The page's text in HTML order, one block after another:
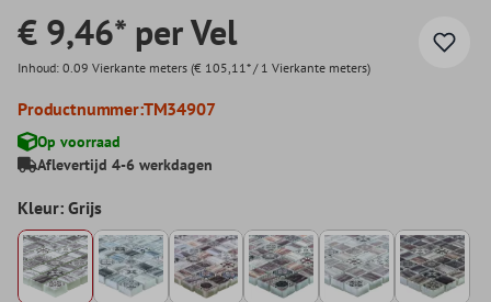
€ 9,46* per Vel
Inhoud: 0.09 Vierkante meters (€ 105,11* / 1 Vierkante meters)
Productnummer:TM34907
Op voorraad
Aflevertijd 4-6 werkdagen
Kleur: Grijs